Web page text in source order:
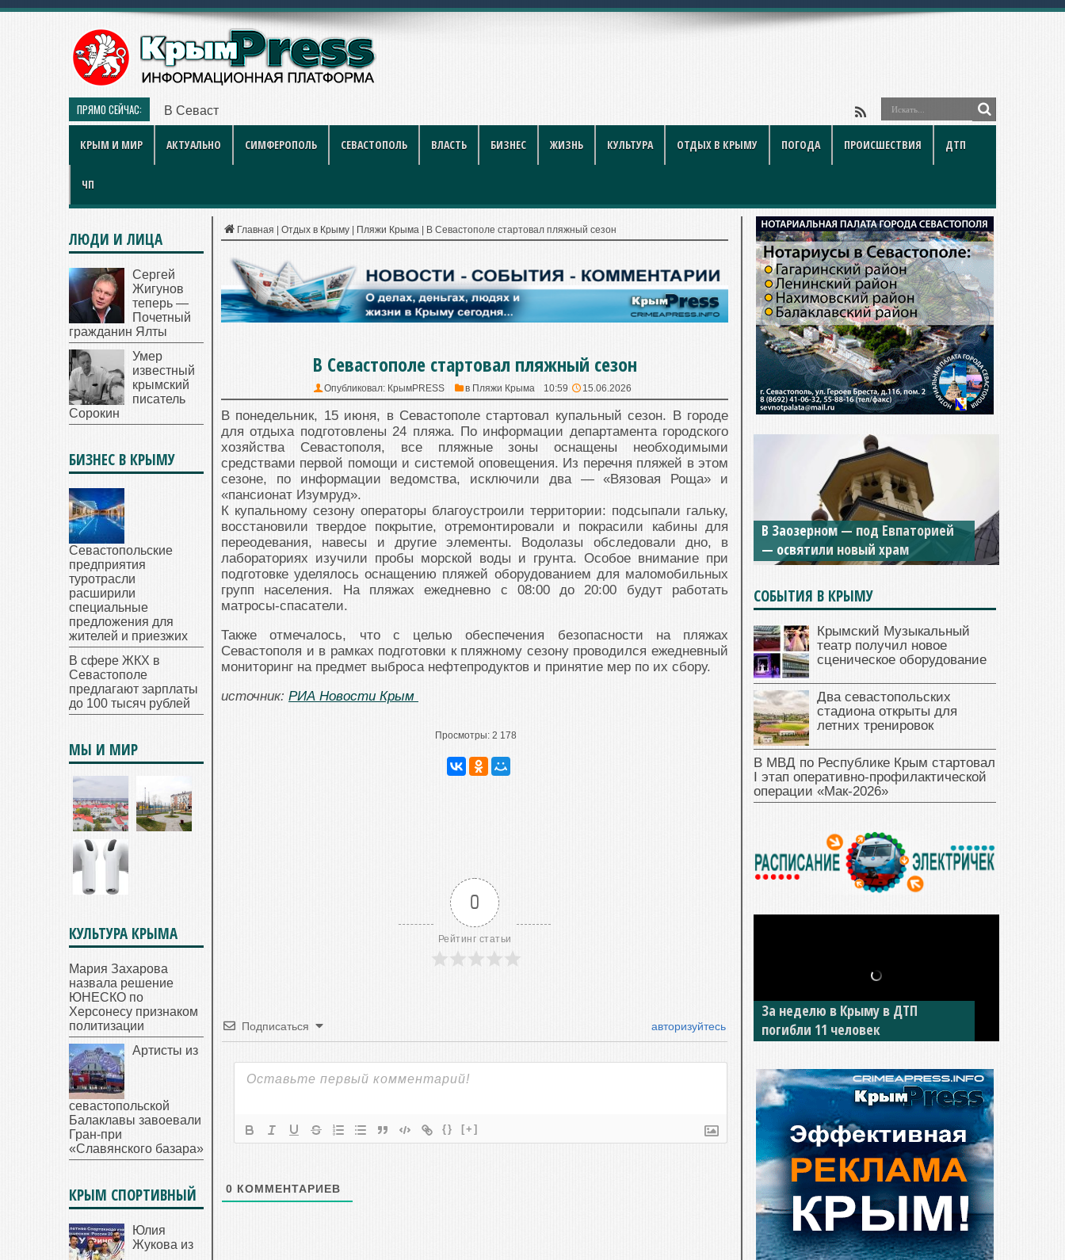
ПРЯМО СЕЙЧАС: В Севастополе идут проверки укрытий
КРЫМ И МИР АКТУАЛЬНО СИМФЕРОПОЛЬ СЕВАСТОПОЛЬ ВЛАСТЬ БИЗНЕС ЖИЗНЬ КУЛЬТУРА ОТДЫХ В КРЫМУ ПОГОДА ПРОИСШЕСТВИЯ ДТП
ЧП
Главная Отдых в Крыму Пляжи Крыма В Севастополе стартовал пляжный сезон
В Севастополе стартовал пляжный сезон
Опубликовал: КрымPRESS в Пляжи Крыма 10:59 15.06.2026
В понедельник, 15 июня, в Севастополе стартовал купальный сезон. В городе
для отдыха подготовлены 24 пляжа. По информации департамента городского
хозяйства Севастополя, все пляжные зоны оснащены необходимыми
средствами первой помощи и системой оповещения. Из перечня пляжей в этом
сезоне, по информации ведомства, исключили два — «Вязовая Роща» и
«пансионат Изумруд».
К купальному сезону операторы благоустроили территории: подсыпали гальку,
восстановили твердое покрытие, отремонтировали и покрасили кабины для
переодевания, навесы и другие элементы. Водолазы обследовали дно, в
лабораториях изучили пробы морской воды и грунта. Особое внимание при
подготовке уделялось оснащению пляжей оборудованием для маломобильных
групп населения. На пляжах ежедневно с 08:00 до 20:00 будут работать
матросы-спасатели.
Также отмечалось, что с целью обеспечения безопасности на пляжах
Севастополя и в рамках подготовки к пляжному сезону проводился ежедневный
мониторинг на предмет выброса нефтепродуктов и принятие мер по их сбору.
источник: РИА Новости Крым
Просмотры: 2 178
0
Рейтинг статьи
Подписаться авторизуйтесь
{} [+]
0 КОММЕНТАРИЕВ
ЛЮДИ И ЛИЦА
Сергей
Жигунов
теперь —
Почетный
гражданин Ялты
Умер
известный
крымский
писатель
Сорокин
БИЗНЕС В КРЫМУ
Севастопольские
предприятия
туротрасли
расширили
специальные
предложения для
жителей и приезжих
В сфере ЖКХ в
Севастополе
предлагают зарплаты
до 100 тысяч рублей
МЫ И МИР
КУЛЬТУРА КРЫМА
Мария Захарова
назвала решение
ЮНЕСКО по
Херсонесу признаком
политизации
Артисты из
севастопольской
Балаклавы завоевали
Гран-при
«Славянского базара»
КРЫМ СПОРТИВНЫЙ
Юлия
Жукова из
В Заозерном — под Евпаторией
— освятили новый храм
СОБЫТИЯ В КРЫМУ
Крымский Музыкальный
театр получил новое
сценическое оборудование
Два севастопольских
стадиона открыты для
летних тренировок
В МВД по Республике Крым стартовал
I этап оперативно‑профилактической
операции «Мак‑2026»
За неделю в Крыму в ДТП
погибли 11 человек